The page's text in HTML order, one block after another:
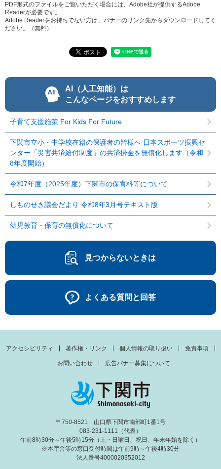
PDF形式のファイルをご覧いただく場合には、Adobe社が提供するAdobe
Readerが必要です。
Adobe Readerをお持ちでない方は、バナーのリンク先からダウンロードしてく
ださい。（無料）
AI（人工知能）は
こんなページをおすすめします
子育て支援施策 For Kids For Future
下関市立小・中学校在籍の保護者の皆様へ 日本スポーツ振興セ
ンター「災害共済給付制度」の共済掛金を無償化します（令和
8年度開始）
令和7年度（2025年度）下関市の保育料等について
しものせき議会だより 令和8年3月号テキスト版
幼児教育・保育の無償化について
見つからないときは
よくある質問と回答
アクセシビリティ 著作権・リンク 個人情報の取り扱い 免責事項
お問い合わせ 広告バナー募集について
〒750-8521 山口県下関市南部町1番1号
083-231-1111（代表）
午前8時30分～午後5時15分（土・日曜日、祝日、年末年始を除く）
※本庁舎等の窓口受付時間は午前9時～午後4時30分
法人番号4000020352012